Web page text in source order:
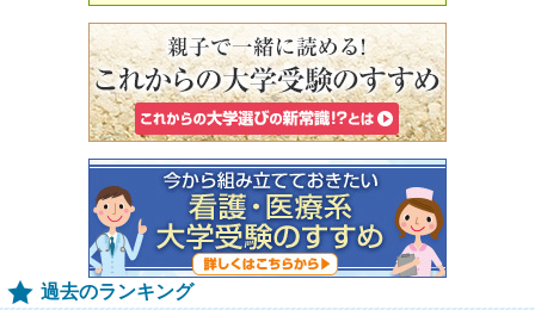
過去のランキング